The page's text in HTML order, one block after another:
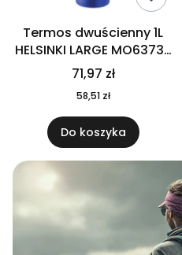
Termos dwuścienny 1L
HELSINKI LARGE MO6373-
04
71,97 zł
58,51 zł
Do koszyka